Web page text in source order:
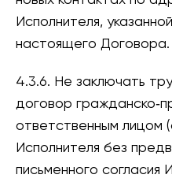
Исполнителя,
настоящего Договора.
4.3.6. Не заключать
договор
ответственным лицом
Исполнителя без
письменного согласия